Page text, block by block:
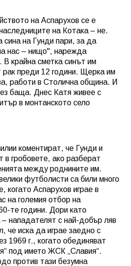
на Аспарухов се е
на Котака – не.
на Гунди пари, за да
нас – нищо", нарежда
крайна сметка синът им
рак преди 12 години. Щерка им
работи в Столична община. И
баща. Днес Катя живее с
в монтанското село
коментират, че Гунди и
в гробовете, ако разберат
между роднините им.
футболисти са били много
когато Аспарухов играе в
на големия отбор на
те години. Дори като
нападателят с най-добър ляв
че иска да играе заедно с
1969 г., когато обединяват
под името ЖСК „Славия“.
против тази безумна